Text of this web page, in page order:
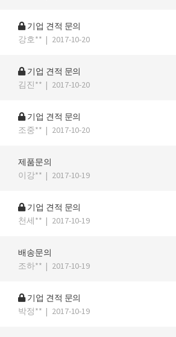
기업 견적 문의
강호** | 2017-10-20
기업 견적 문의
김진** | 2017-10-20
기업 견적 문의
조중** | 2017-10-20
제품문의
이강** | 2017-10-19
기업 견적 문의
천세** | 2017-10-19
배송문의
조하** | 2017-10-19
기업 견적 문의
박정** | 2017-10-19